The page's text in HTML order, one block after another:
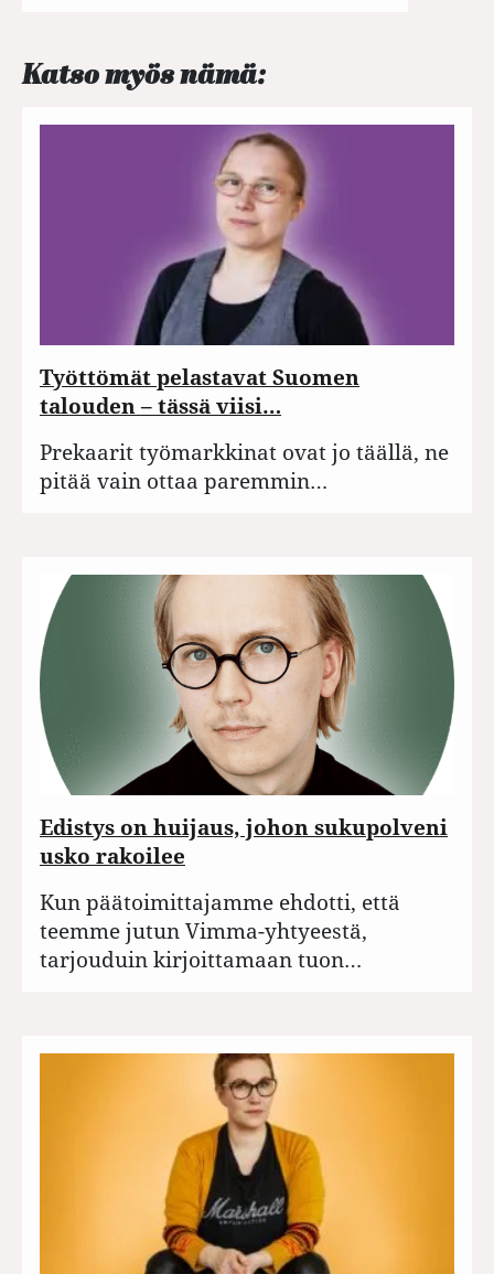
Katso myös nämä:
Työttömät pelastavat Suomen
talouden – tässä viisi…
Prekaarit työmarkkinat ovat jo täällä, ne
pitää vain ottaa paremmin…
Edistys on huijaus, johon sukupolveni
usko rakoilee
Kun päätoimittajamme ehdotti, että
teemme jutun Vimma-yhtyeestä,
tarjouduin kirjoittamaan tuon…